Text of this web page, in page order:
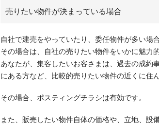
売りたい物件が決まっている場合
自社で建売をやっていたり、委任物件が多い場
その場合は、自社の売りたい物件をいかに魅力
あなたが、集客したいお客さまは、過去の成約
にある方など、比較的売りたい物件の近くに住
その場合、ポスティングチラシは有効です。
また、販売したい物件自体の価格や、立地、設